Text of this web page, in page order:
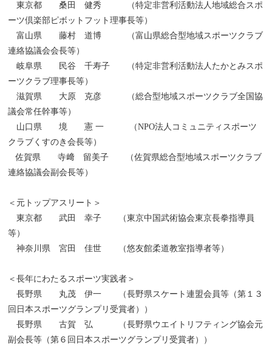
東京都 桑田 健秀 （特定非営利活動法人地域総合スポ
ーツ倶楽部ピボットフット理事長等）
富山県 藤村 道博 （富山県総合型地域スポーツクラブ
連絡協議会会長等）
岐阜県 民谷 千寿子 （特定非営利活動法人たかとみスポ
ーツクラブ理事長等）
滋賀県 大原 克彦 （総合型地域スポーツクラブ全国協
議会常任幹事等）
山口県 境 憲 一 （NPO法人コミュニティスポーツ
クラブくすのき会長等）
佐賀県 寺﨑 留美子 （佐賀県総合型地域スポーツクラブ
連絡協議会副会長等）
＜元トップアスリート＞
東京都 武田 幸子 （東京中国武術協会東京長拳指導員
等）
神奈川県 宮田 佳世 （悠友館柔道教室指導者等）
＜長年にわたるスポーツ実践者＞
長野県 丸茂 伊一 （長野県スケート連盟会員等（第１３
回日本スポーツグランプリ受賞者））
長野県 古賀 弘 （長野県ウエイトリフティング協会元
副会長等（第６回日本スポーツグランプリ受賞者））